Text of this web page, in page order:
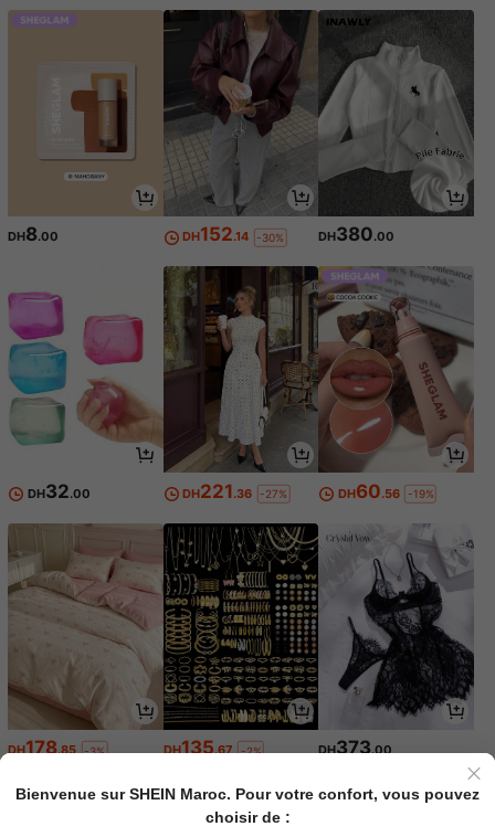
DH8.00 DH152.14 -30% DH380.00
DH32.00 DH221.36 -27% DH60.56 -19%
DH178.85 -3% DH135.67 -2% DH373.00
Bienvenue sur SHEIN Maroc. Pour votre confort, vous pouvez
choisir de :